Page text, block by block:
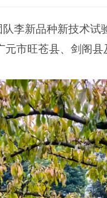
李新品种新技术
市旺苍县、剑阁